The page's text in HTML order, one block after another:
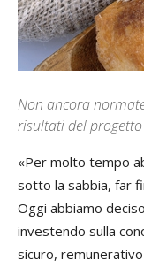
Non ancora
risultati del
«Per molto tempo
sotto la sabbia, far
Oggi abbiamo
investendo sulla
sicuro,